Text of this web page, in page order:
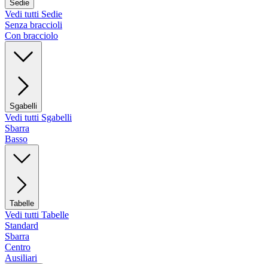
Sedie
Vedi tutti Sedie
Senza braccioli
Con bracciolo
Sgabelli
Vedi tutti Sgabelli
Sbarra
Basso
Tabelle
Vedi tutti Tabelle
Standard
Sbarra
Centro
Ausiliari